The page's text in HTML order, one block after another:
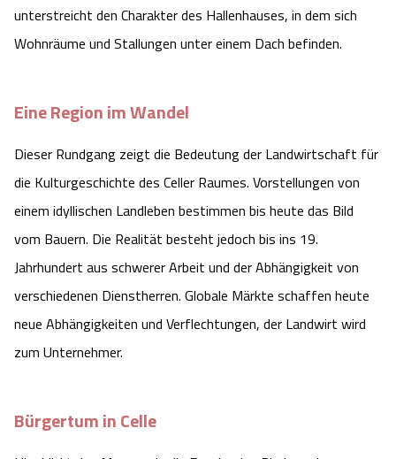
Ausflugsziele
unterstreicht den Charakter des Hallenhauses, in dem sich
Wohnräume und Stallungen unter einem Dach befinden.
Eine Region im Wandel
Dieser Rundgang zeigt die Bedeutung der Landwirtschaft für
die Kulturgeschichte des Celler Raumes. Vorstellungen von
einem idyllischen Landleben bestimmen bis heute das Bild
vom Bauern. Die Realität besteht jedoch bis ins 19.
Jahrhundert aus schwerer Arbeit und der Abhängigkeit von
verschiedenen Dienstherren. Globale Märkte schaffen heute
neue Abhängigkeiten und Verflechtungen, der Landwirt wird
zum Unternehmer.
Bürgertum in Celle